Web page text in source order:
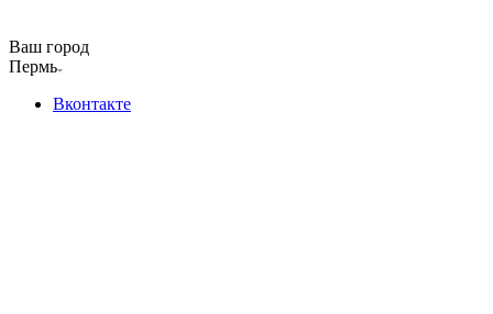
Ваш город
Пермь
Вконтакте